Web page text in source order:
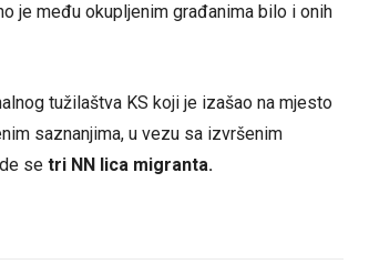
je među okupljenim građanima bilo i onih
tužilaštva KS koji je izašao na mjesto
saznanjima, u vezu sa izvršenim
se tri NN lica migranta.